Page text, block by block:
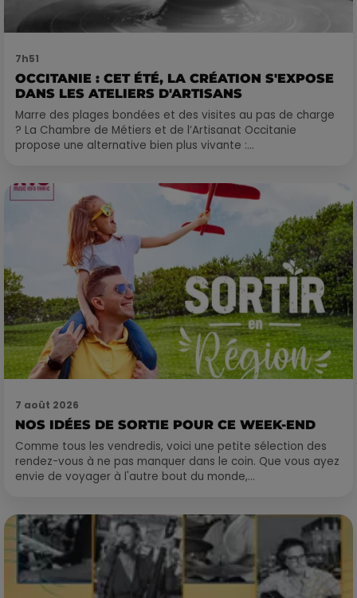
7h51
OCCITANIE : CET ÉTÉ, LA CRÉATION S'EXPOSE
DANS LES ATELIERS D'ARTISANS
Marre des plages bondées et des visites au pas de charge
? La Chambre de Métiers et de l’Artisanat Occitanie
propose une alternative bien plus vivante :...
7 août 2026
NOS IDÉES DE SORTIE POUR CE WEEK-END
Comme tous les vendredis, voici une petite sélection des
rendez-vous à ne pas manquer dans le coin. Que vous ayez
envie de voyager à l'autre bout du monde,...